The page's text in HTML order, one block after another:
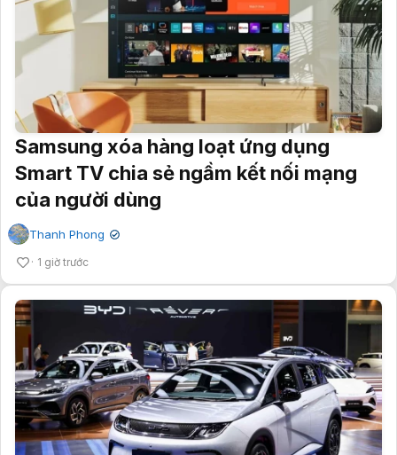
Samsung xóa hàng loạt ứng dụng
Smart TV chia sẻ ngầm kết nối mạng
của người dùng
Thanh Phong ✔
1 giờ trước